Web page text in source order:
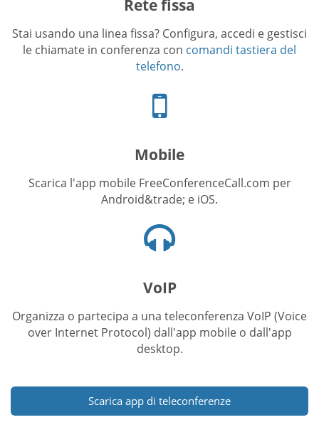
Rete fissa
Stai usando una linea fissa? Configura, accedi e gestisci
le chiamate in conferenza con comandi tastiera del
telefono.
Icona
telefono
Mobile
Scarica l'app mobile FreeConferenceCall.com per
Android&trade; e iOS.
cuffie
VoIP
Organizza o partecipa a una teleconferenza VoIP (Voice
over Internet Protocol) dall'app mobile o dall'app
desktop.
Scarica app di teleconferenze